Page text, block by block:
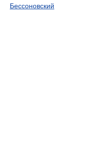
Бессоновский